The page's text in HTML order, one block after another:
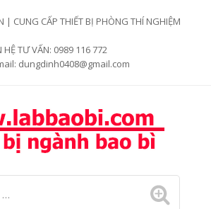
| CUNG CẤP THIẾT BỊ PHÒNG THÍ NGHIỆM
HỆ TƯ VẤN: 0989 116 772
dungdinh0408@gmail.com